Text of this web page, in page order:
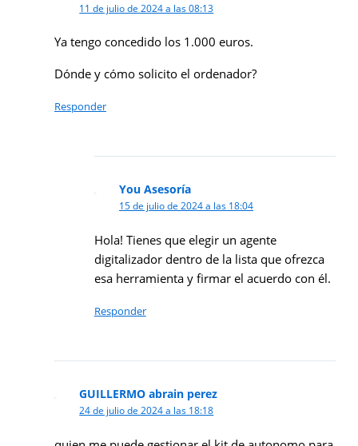
11 de julio de 2024 a las 08:13
Ya tengo concedido los 1.000 euros.
Dónde y cómo solicito el ordenador?
Responder
You Asesoría
15 de julio de 2024 a las 18:04
Hola! Tienes que elegir un agente
digitalizador dentro de la lista que ofrezca
esa herramienta y firmar el acuerdo con él.
Responder
GUILLERMO abrain perez
24 de julio de 2024 a las 18:18